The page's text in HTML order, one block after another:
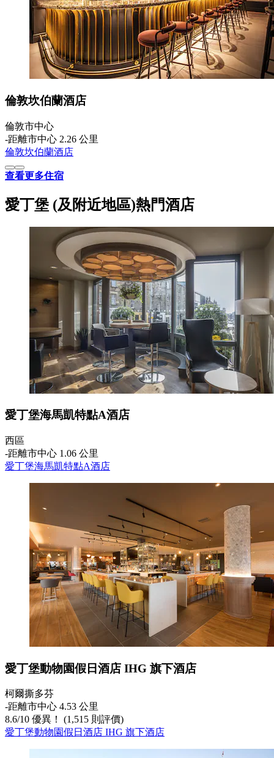
倫敦坎伯蘭酒店
倫敦市中心
‐距離市中心 2.26 公里
倫敦坎伯蘭酒店
查看更多住宿
愛丁堡 (及附近地區)熱門酒店
愛丁堡海馬凱特點A酒店
西區
‐距離市中心 1.06 公里
愛丁堡海馬凱特點A酒店
愛丁堡動物園假日酒店 IHG 旗下酒店
柯爾撕多芬
‐距離市中心 4.53 公里
8.6/10 優異！ (1,515 則評價)
愛丁堡動物園假日酒店 IHG 旗下酒店